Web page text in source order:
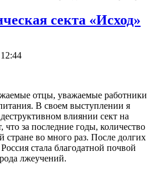
секта «Исход»
отцы, уважаемые работники
В своем выступлении я
влиянии сект на
за последние годы, количество
стране во много раз. После долгих
стала благодатной почвой
лжеучений.